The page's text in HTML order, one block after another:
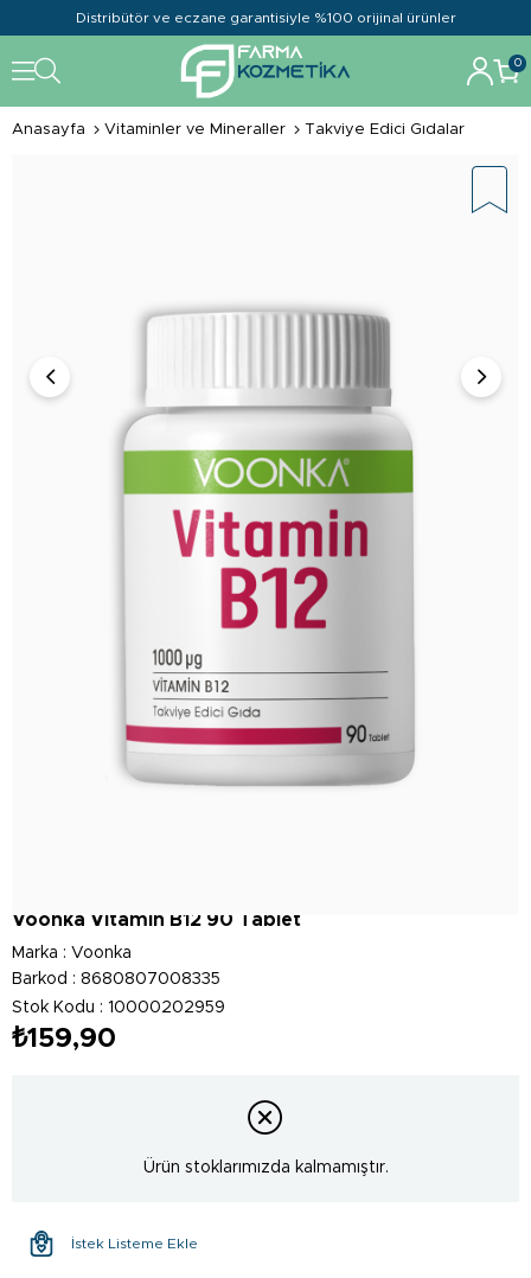
Distribütör ve eczane garantisiyle %100 orijinal ürünler
0
Anasayfa Vitaminler ve Mineraller Takviye Edici Gıdalar
Voonka Vitamin B12 90 Tablet
Marka : Voonka
Barkod : 8680807008335
Stok Kodu
10000202959
₺159,90
Ürün stoklarımızda kalmamıştır.
İstek Listeme Ekle